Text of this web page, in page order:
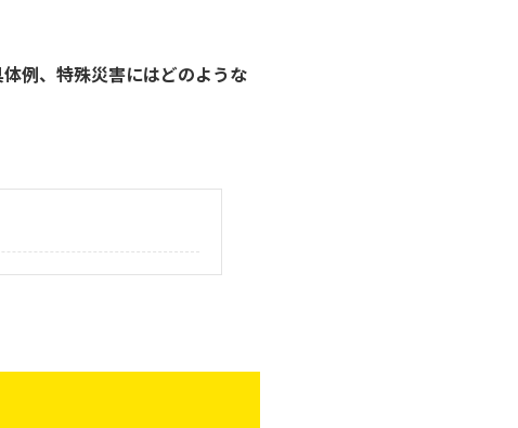
例、特殊災害にはどのような